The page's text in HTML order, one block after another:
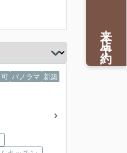
パノラマ 新築
来店予約